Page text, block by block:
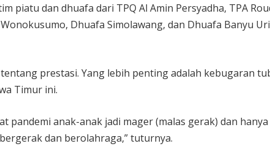
piatu dan dhuafa dari TPQ Al Amin Persyadha, TPA
Dhuafa Simolawang, dan Dhuafa Banyu
prestasi. Yang lebih penting adalah kebugaran
Timur ini.
pandemi anak-anak jadi mager (malas gerak) dan
dan berolahraga,” tuturnya.